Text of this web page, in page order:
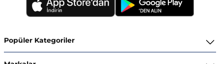
Popüler Kategoriler